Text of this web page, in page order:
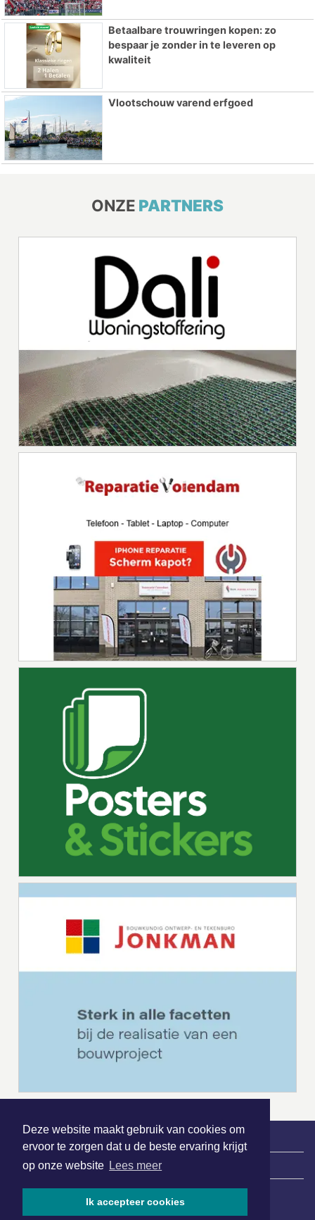
Deze website maakt gebruik van cookies om
ervoor te zorgen dat u de beste ervaring krijgt
op onze website Lees meer
Ik accepteer cookies
Betaalbare trouwringen kopen: zo
bespaar je zonder in te leveren op
kwaliteit
Vlootschouw varend erfgoed
ONZE PARTNERS
| Nieuws | Sport | Evenementen
Hoofdvestiging: